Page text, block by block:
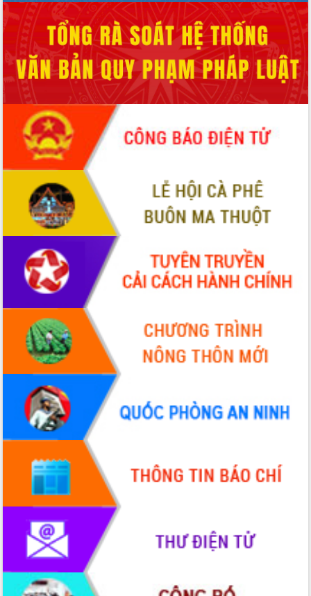
Du lịch Đắk Lắk nâng tầm trải nghiệm
du khách thông qua Hệ thống cơ sở dữ
liệu và Bản đồ số
Tập huấn ứng dụng trí tuệ nhân tạo (AI)
trong thương mại điện tử năm 2026
Đoàn đại biểu Quốc hội tỉnh Đắk Lắk
trao đổi thông tin trước Kỳ họp thứ
nhất, Quốc hội khóa XVI
Quyết liệt cải cách hành chính, khơi
thông nguồn lực phát triển
Nâng cao hiệu lực, hiệu quả HĐND
tỉnh thông qua hiện đại hóa hành chính
Xã Ea Phê gắn cải cách hành chính với
chuyển đổi số
Phó Chủ tịch Thường trực UBND tỉnh
Hồ Thị Nguyên Thảo làm việc tại Trung
tâm Phục vụ hành chính công xã Ea
Phê
Xây dựng nền hành chính số đồng
hành cùng nông dân dân, doanh nghiệp
Giai đoạn 2026-2030, Đắk Lắk phấn
đấu có 77% xã đạt chuẩn nông thôn
mới
Chuyển đổi số 'mở đường' cho nông
nghiệp Đắk Lắk tăng trưởng bứt phá
Triển khai đồng bộ đo đạc, lập hồ sơ
địa chính, hoàn thiện cơ sở dữ liệu đất
Ứng dụng sinh trắc học - Bước tiến
trong hành trình chuyển đổi số tại Đắk
Đắk Lắk nâng cao hiệu quả công tác
Đảng từ Sổ tay đảng viên điện tử
Đắk Lắk đẩy mạnh nuôi biển công
nghệ, hướng tới phát triển thủy sản
bền vững
Tập huấn nâng cao năng lực triển khai
chuyển đổi số cho cán bộ, công chức
cấp xã